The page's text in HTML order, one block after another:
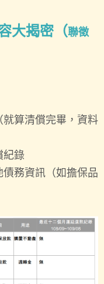
大揭密（聯徵
就算清償完畢，資料
紀錄
債務資訊（如擔保品